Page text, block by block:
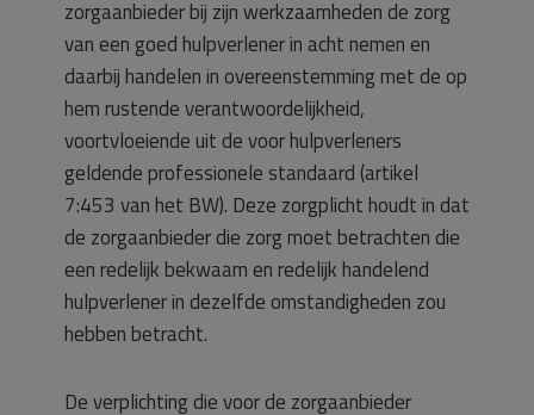
zorgaanbieder bij zijn werkzaamheden de zorg
van een goed hulpverlener in acht nemen en
daarbij handelen in overeenstemming met de op
hem rustende verantwoordelijkheid,
voortvloeiende uit de voor hulpverleners
geldende professionele standaard (artikel
7:453 van het BW). Deze zorgplicht houdt in dat
de zorgaanbieder die zorg moet betrachten die
een redelijk bekwaam en redelijk handelend
hulpverlener in dezelfde omstandigheden zou
hebben betracht.
De verplichting die voor de zorgaanbieder